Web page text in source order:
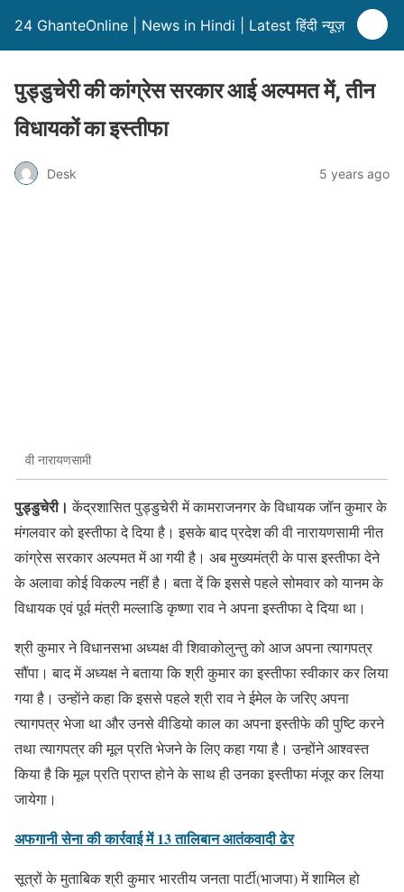
24 GhanteOnline | News in Hindi | Latest हिंदी न्यूज़
पुड्डुचेरी की कांग्रेस सरकार आई अल्पमत में, तीन
विधायकों का इस्तीफा
Desk 5 years ago
वी नारायणसामी
पुड्डुचेरी। केंद्रशासित पुड्डुचेरी में कामराजनगर के विधायक जॉन कुमार के
मंगलवार को इस्तीफा दे दिया है। इसके बाद प्रदेश की वी नारायणसामी नीत
कांग्रेस सरकार अल्पमत में आ गयी है। अब मुख्यमंत्री के पास इस्तीफा देने
के अलावा कोई विकल्प नहीं है। बता दें कि इससे पहले सोमवार को यानम के
विधायक एवं पूर्व मंत्री मल्लाडि कृष्णा राव ने अपना इस्तीफा दे दिया था।
श्री कुमार ने विधानसभा अध्यक्ष वी शिवाकोलुन्तु को आज अपना त्यागपत्र
सौंपा। बाद में अध्यक्ष ने बताया कि श्री कुमार का इस्तीफा स्वीकार कर लिया
गया है। उन्हाेंने कहा कि इससे पहले श्री राव ने ईमेल के जरिए अपना
त्यागपत्र भेजा था और उनसे वीडियो काल का अपना इस्तीफे की पुष्टि करने
तथा त्यागपत्र की मूल प्रति भेजने के लिए कहा गया है। उन्होंने आश्वस्त
किया है कि मूल प्रति प्राप्त होने के साथ ही उनका इस्तीफा मंजूर कर लिया
जायेगा।
अफगानी सेना की कार्रवाई में 13 तालिबान आतंकवादी ढेर
सूत्रों के मुताबिक श्री कुमार भारतीय जनता पार्टी(भाजपा) में शामिल हो